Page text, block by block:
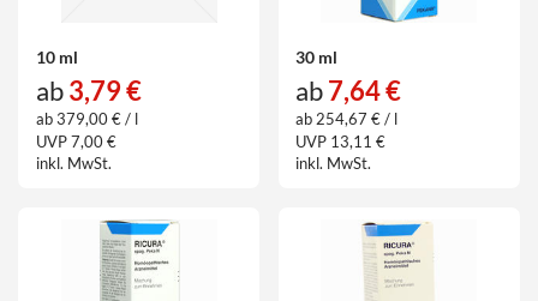
10 ml
ab3,79 €
ab 379,00 € / l
UVP 7,00 €
inkl. MwSt.
30 ml
ab7,64 €
ab 254,67 € / l
UVP 13,11 €
inkl. MwSt.